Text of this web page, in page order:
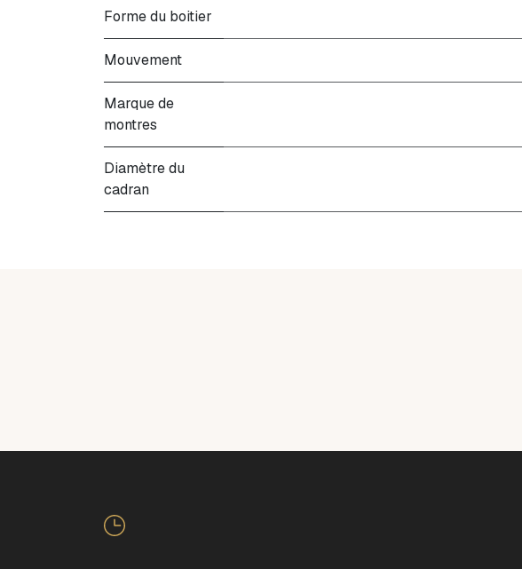
Forme du boitier
Mouvement
Marque de
montres
Diamètre du
cadran